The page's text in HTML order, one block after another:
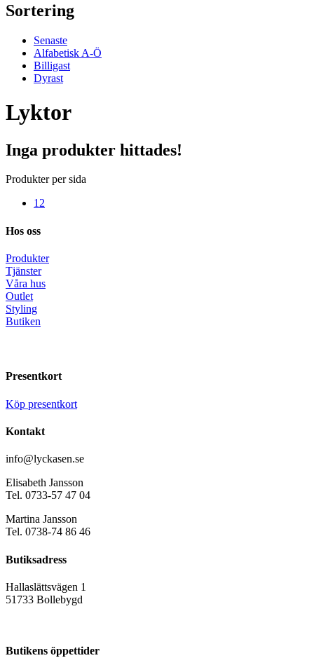
Sortering
Senaste
Alfabetisk A-Ö
Billigast
Dyrast
Lyktor
Inga produkter hittades!
Produkter per sida
12
Hos oss
Produkter
Tjänster
Våra hus
Outlet
Styling
Butiken
Presentkort
Köp presentkort
Kontakt
info@lyckasen.se
Elisabeth Jansson
Tel. 0733-57 47 04
Martina Jansson
Tel. 0738-74 86 46
Butiksadress
Hallaslättsvägen 1
51733 Bollebygd
Butikens öppettider